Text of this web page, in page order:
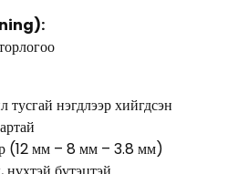
нэгдлээр хийгдсэн
(12 мм – 8 мм – 3.8 мм)